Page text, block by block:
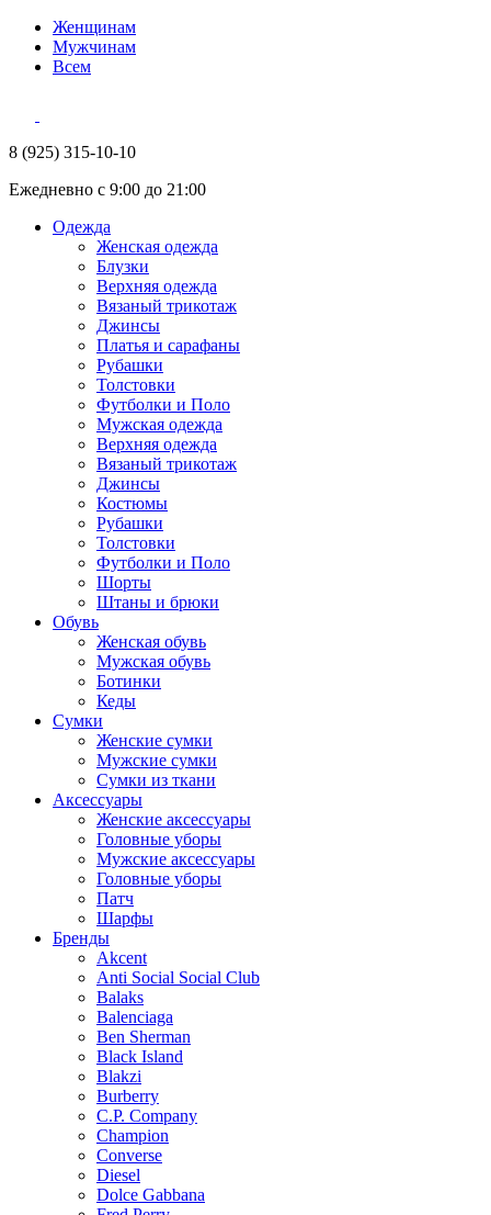
Женщинам
Мужчинам
Всем
8 (925) 315-10-10
Ежедневно с 9:00 до 21:00
Одежда
Женская одежда
Блузки
Верхняя одежда
Вязаный трикотаж
Джинсы
Платья и сарафаны
Рубашки
Толстовки
Футболки и Поло
Мужская одежда
Верхняя одежда
Вязаный трикотаж
Джинсы
Костюмы
Рубашки
Толстовки
Футболки и Поло
Шорты
Штаны и брюки
Обувь
Женская обувь
Мужская обувь
Ботинки
Кеды
Сумки
Женские сумки
Мужские сумки
Сумки из ткани
Аксессуары
Женские аксессуары
Головные уборы
Мужские аксессуары
Головные уборы
Патч
Шарфы
Бренды
Akcent
Anti Social Social Club
Balaks
Balenciaga
Ben Sherman
Black Island
Blakzi
Burberry
C.P. Company
Champion
Converse
Diesel
Dolce Gabbana